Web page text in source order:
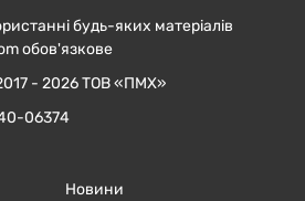
будь-яких матеріалів
обов'язкове
- 2026 ТОВ «ПМХ»
06374
Новини